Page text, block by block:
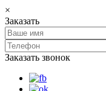
×
Заказать
Заказать звонок